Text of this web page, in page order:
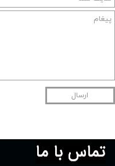
ارسال
تماس با ما